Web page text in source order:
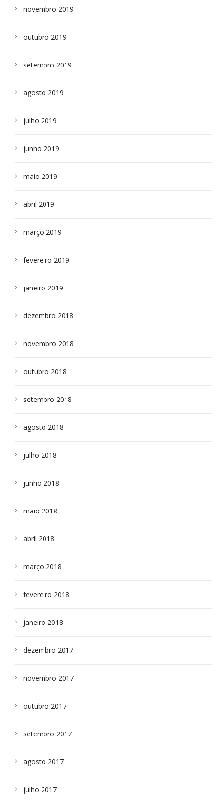
novembro 2019
outubro 2019
setembro 2019
agosto 2019
julho 2019
junho 2019
maio 2019
abril 2019
março 2019
fevereiro 2019
janeiro 2019
dezembro 2018
novembro 2018
outubro 2018
setembro 2018
agosto 2018
julho 2018
junho 2018
maio 2018
abril 2018
março 2018
fevereiro 2018
janeiro 2018
dezembro 2017
novembro 2017
outubro 2017
setembro 2017
agosto 2017
julho 2017